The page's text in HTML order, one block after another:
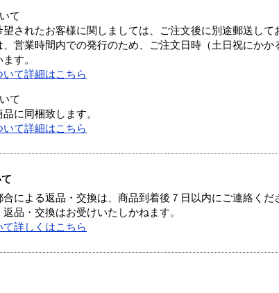
て
望されたお客様に関しましては、ご注文後に別途郵送して
、営業時間内での発行のため、ご注文日時（土日祝にか
す。
いて詳細はこちら
て
に同梱致します。
いて詳細はこちら
合による返品・交換は、商品到着後７日以内にご連絡く
品・交換はお受けいたしかねます。
て詳しくはこちら